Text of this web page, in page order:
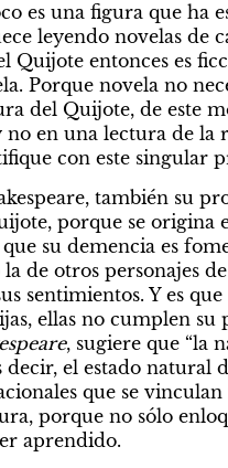
es una figura que ha
leyendo novelas de
Quijote entonces es
Porque novela no
del Quijote, de este
no en una lectura de
con este singular
también su
porque se origina
su demencia es
de otros personajes
sentimientos. Y es
, sugiere que “la
decir, el estado natural
que se
porque no sólo
aprendido.